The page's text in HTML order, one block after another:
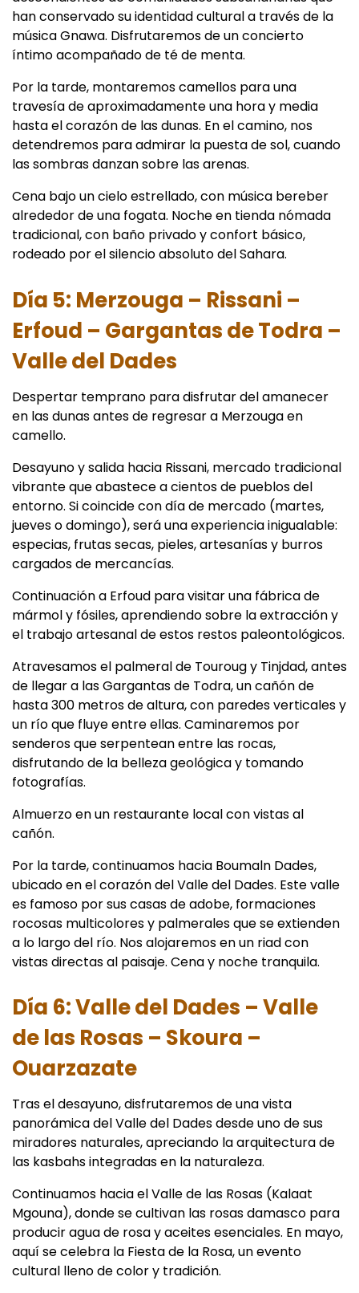
han conservado su identidad cultural a través de la
música Gnawa. Disfrutaremos de un concierto
íntimo acompañado de té de menta.
Por la tarde, montaremos camellos para una
travesía de aproximadamente una hora y media
hasta el corazón de las dunas. En el camino, nos
detendremos para admirar la puesta de sol, cuando
las sombras danzan sobre las arenas.
Cena bajo un cielo estrellado, con música bereber
alrededor de una fogata. Noche en tienda nómada
tradicional, con baño privado y confort básico,
rodeado por el silencio absoluto del Sahara.
Día 5: Merzouga – Rissani –
Erfoud – Gargantas de Todra –
Valle del Dades
Despertar temprano para disfrutar del amanecer
en las dunas antes de regresar a Merzouga en
camello.
Desayuno y salida hacia Rissani, mercado tradicional
vibrante que abastece a cientos de pueblos del
entorno. Si coincide con día de mercado (martes,
jueves o domingo), será una experiencia inigualable:
especias, frutas secas, pieles, artesanías y burros
cargados de mercancías.
Continuación a Erfoud para visitar una fábrica de
mármol y fósiles, aprendiendo sobre la extracción y
el trabajo artesanal de estos restos paleontológicos.
Atravesamos el palmeral de Touroug y Tinjdad, antes
de llegar a las Gargantas de Todra, un cañón de
hasta 300 metros de altura, con paredes verticales y
un río que fluye entre ellas. Caminaremos por
senderos que serpentean entre las rocas,
disfrutando de la belleza geológica y tomando
fotografías.
Almuerzo en un restaurante local con vistas al
cañón.
Por la tarde, continuamos hacia Boumaln Dades,
ubicado en el corazón del Valle del Dades. Este valle
es famoso por sus casas de adobe, formaciones
rocosas multicolores y palmerales que se extienden
a lo largo del río. Nos alojaremos en un riad con
vistas directas al paisaje. Cena y noche tranquila.
Día 6: Valle del Dades – Valle
de las Rosas – Skoura –
Ouarzazate
Tras el desayuno, disfrutaremos de una vista
panorámica del Valle del Dades desde uno de sus
miradores naturales, apreciando la arquitectura de
las kasbahs integradas en la naturaleza.
Continuamos hacia el Valle de las Rosas (Kalaat
Mgouna), donde se cultivan las rosas damasco para
producir agua de rosa y aceites esenciales. En mayo,
aquí se celebra la Fiesta de la Rosa, un evento
cultural lleno de color y tradición.